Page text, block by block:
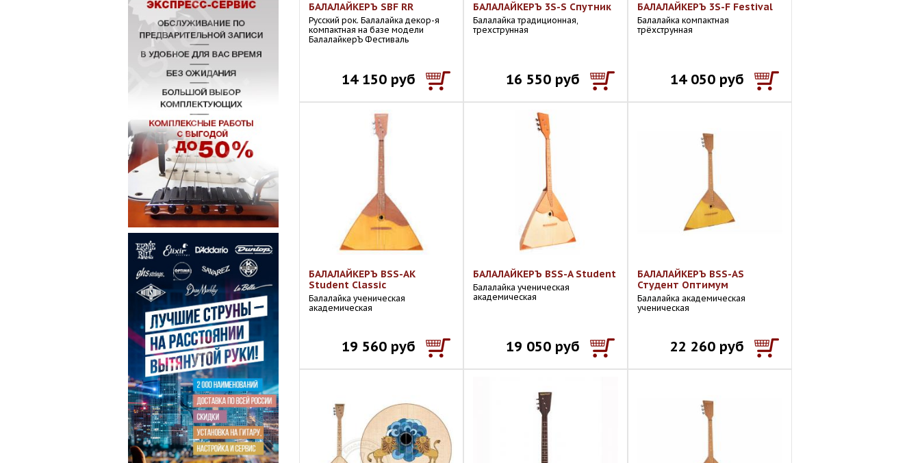
БАЛАЛАЙКЕРЪ SBF RR
Русский рок. Балалайка декор-я
компактная на базе модели
БалалайкерЪ Фестиваль
14 150 руб
БАЛАЛАЙКЕРЪ 3S-S Спутник
Балалайка традиционная,
трехструнная
16 550 руб
БАЛАЛАЙКЕРЪ 3S-F Festival
Балалайка компактная
трёхструнная
14 050 руб
БАЛАЛАЙКЕРЪ BSS-AK
Student Classic
Балалайка ученическая
академическая
19 560 руб
БАЛАЛАЙКЕРЪ BSS-A Student
Балалайка ученическая
академическая
19 050 руб
БАЛАЛАЙКЕРЪ BSS-AS
Студент Оптимум
Балалайка академическая
ученическая
22 260 руб